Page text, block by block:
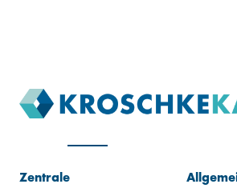
Zentrale